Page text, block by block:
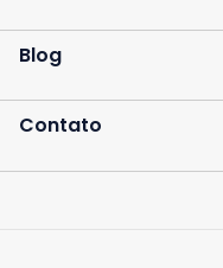
Blog
Contato